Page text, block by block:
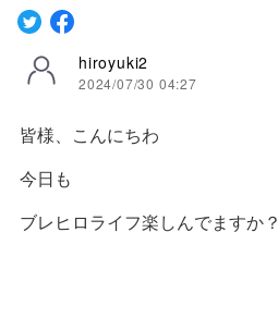
hiroyuki2
2024/07/30 04:27
皆様、こんにちわ
今日も
ブレヒロライフ楽しんでますか？